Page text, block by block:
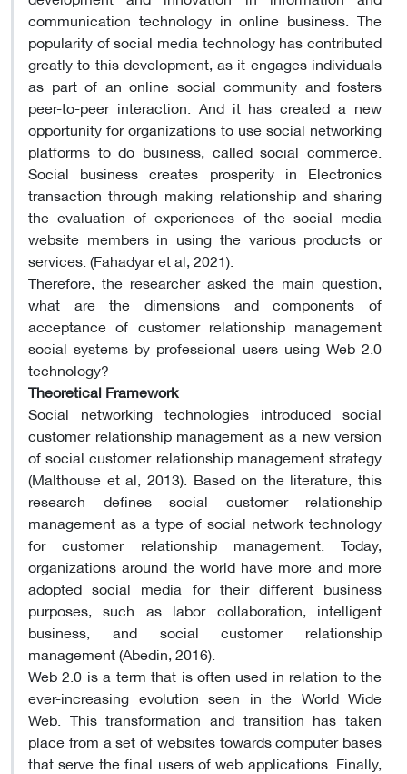
communication technology in online business. The
popularity of social media technology has contributed
greatly to this development, as it engages individuals
as part of an online social community and fosters
peer-to-peer interaction. And it has created a new
opportunity for organizations to use social networking
platforms to do business, called social commerce.
Social business creates prosperity in Electronics
transaction through making relationship and sharing
the evaluation of experiences of the social media
website members in using the various products or
services. (Fahadyar et al, 2021).
Therefore, the researcher asked the main question,
what are the dimensions and components of
acceptance of customer relationship management
social systems by professional users using Web 2.0
technology?
Theoretical Framework
Social networking technologies introduced social
customer relationship management as a new version
of social customer relationship management strategy
(Malthouse et al, 2013). Based on the literature, this
research defines social customer relationship
management as a type of social network technology
for customer relationship management. Today,
organizations around the world have more and more
adopted social media for their different business
purposes, such as labor collaboration, intelligent
business, and social customer relationship
management (Abedin, 2016).
Web 2.0 is a term that is often used in relation to the
ever-increasing evolution seen in the World Wide
Web. This transformation and transition has taken
place from a set of websites towards computer bases
that serve the final users of web applications. Finally,